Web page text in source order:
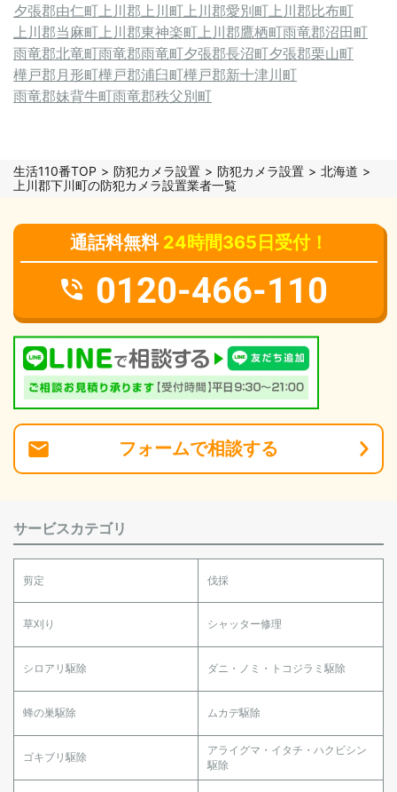
夕張郡由仁町 上川郡上川町 上川郡愛別町 上川郡比布町
上川郡当麻町 上川郡東神楽町 上川郡鷹栖町雨竜郡沼田町
雨竜郡北竜町雨竜郡雨竜町夕張郡長沼町夕張郡栗山町
樺戸郡月形町樺戸郡浦臼町樺戸郡新十津川町
雨竜郡妹背牛町雨竜郡秩父別町
生活110番TOP 防犯カメラ設置 防犯カメラ設置
北海道
上川郡下川町の防犯カメラ設置業者一覧
通話料無料 24時間365日受付！
0120-466-110
フォームで相談する
サービスカテゴリ
剪定 伐採
草刈り シャッター修理
シロアリ駆除 ダニ・ノミ・トコジラミ駆除
蜂の巣駆除 ムカデ駆除
ゴキブリ駆除
アライグマ・イタチ・ハクビシン
駆除